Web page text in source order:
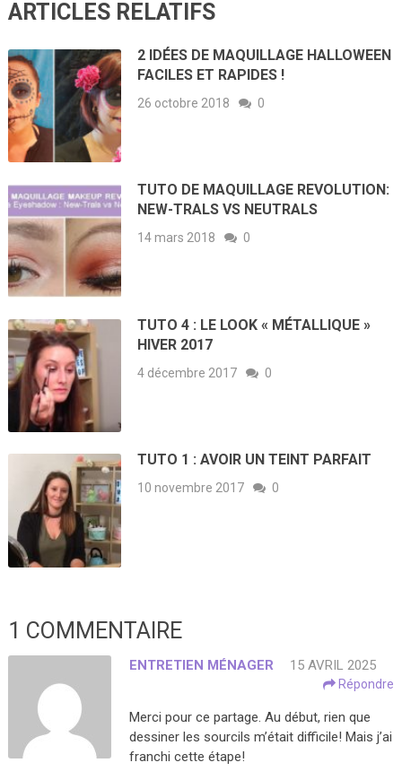
ARTICLES RELATIFS
2 IDÉES DE MAQUILLAGE HALLOWEEN
FACILES ET RAPIDES !
26 octobre 2018 0
TUTO DE MAQUILLAGE REVOLUTION:
NEW-TRALS VS NEUTRALS
14 mars 2018 0
TUTO 4 : LE LOOK « MÉTALLIQUE »
HIVER 2017
4 décembre 2017 0
TUTO 1 : AVOIR UN TEINT PARFAIT
10 novembre 2017 0
1 COMMENTAIRE
ENTRETIEN MÉNAGER 15 AVRIL 2025
Répondre
Merci pour ce partage. Au début, rien que
dessiner les sourcils m’était difficile! Mais j’ai
franchi cette étape!